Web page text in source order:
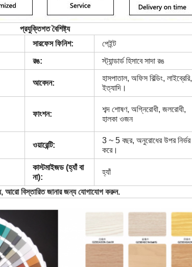
প্রযুক্তিগত বৈশিষ্ট্য
সারফেস ফিনিশ:
পেইন্ট
রঙ: স্ট্যান্ডার্ড হিসাবে সাদা রঙ
আবেদন:
হাসপাতাল, অফিস বিল্ডিং, লাইব্রেরি,
ইত্যাদি।
ফাংশন:
শব্দ শোষণ, অগ্নিরোধী, জলরোধী,
হালকা ওজন
ওয়ারেন্টি:
3 ~ 5 বছর, অনুরোধের উপর নির্ভর
করে।
কাস্টমাইজড (হ্যাঁ বা
না):
হ্যাঁ
বিস্তারিত জানার জন্য যোগাযোগ করুন.